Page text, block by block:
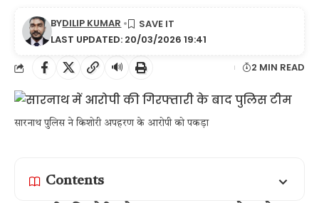
LAST UPDATED: 20/03/2026 19:41
BYDILIP KUMAR
🔊 2 MIN READ
सारनाथ पुलिस ने किशोरी अपहरण के आरोपी को पकड़ा
Contents